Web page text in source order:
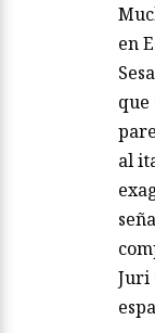
en
que
al
Juri